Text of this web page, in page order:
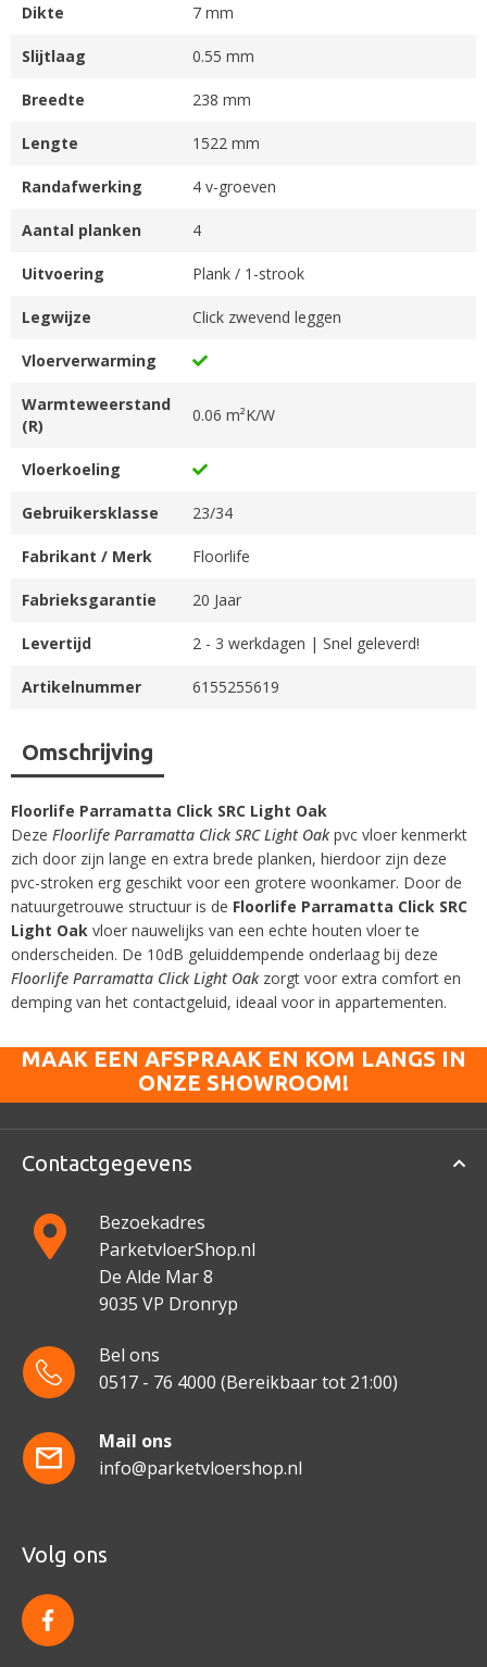
Dikte 7 mm
Slijtlaag 0.55 mm
Breedte 238 mm
Lengte 1522 mm
Randafwerking 4 v-groeven
Aantal planken 4
Uitvoering Plank / 1-strook
Legwijze Click zwevend leggen
Vloerverwarming
Warmteweerstand
(R)
0.06 m²K/W
Vloerkoeling
Gebruikersklasse 23/34
Fabrikant / Merk Floorlife
Fabrieksgarantie 20 Jaar
Levertijd 2 - 3 werkdagen | Snel geleverd!
Artikelnummer 6155255619
Omschrijving
Floorlife Parramatta Click SRC Light Oak
Deze Floorlife Parramatta Click SRC Light Oakpvc vloer kenmerkt
zich door zijn lange en extra brede planken, hierdoor zijn deze
pvc-stroken erg geschikt voor een grotere woonkamer. Door de
natuurgetrouwe structuur is de Floorlife Parramatta Click SRC
Light Oak vloer nauwelijks van een echte houten vloer te
onderscheiden. De 10dB geluiddempende onderlaag bij deze
Floorlife Parramatta Click Light Oakzorgt voor extra comfort en
demping van het contactgeluid, ideaal voor in appartementen.
MAAK EEN AFSPRAAK EN KOM LANGS IN
ONZE SHOWROOM!
Contactgegevens
Bezoekadres
ParketvloerShop.nl
De Alde Mar 8
9035 VP Dronryp
Bel ons
0517 - 76 4000 (Bereikbaar tot 21:00)
Mail ons
info@parketvloershop.nl
Volg ons
f
a
c